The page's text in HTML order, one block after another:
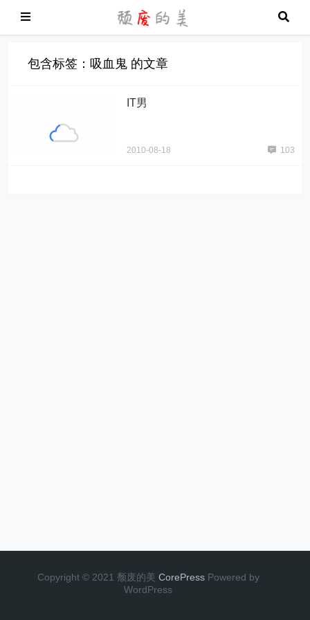
包含标签：吸血鬼 的文章
IT男
2010-08-18 103
Copyright © 2021 颓废的美 CorePress Powered by
WordPress